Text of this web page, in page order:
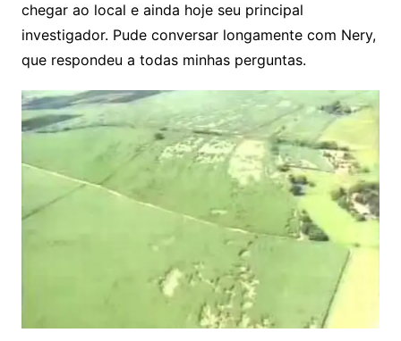
chegar ao local e ainda hoje seu principal
investigador. Pude conversar longamente com Nery,
que respondeu a todas minhas perguntas.